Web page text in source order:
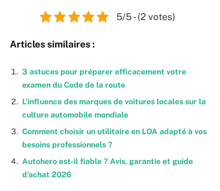
5/5 - (2 votes)
Articles similaires :
3 astuces pour préparer efficacement votre
examen du Code de la route
L’influence des marques de voitures locales sur la
culture automobile mondiale
Comment choisir un utilitaire en LOA adapté à vos
besoins professionnels ?
Autohero est-il fiable ? Avis, garantie et guide
d’achat 2026